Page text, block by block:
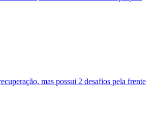
mas possui 2 desafios pela frente